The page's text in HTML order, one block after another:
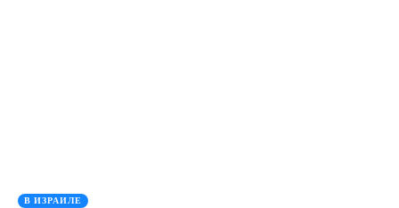
В ИЗРАИЛЕ